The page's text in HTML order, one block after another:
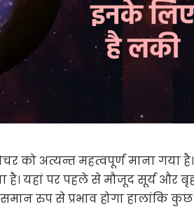
को अत्यन्त महत्वपूर्ण माना गया
है। यहां पर पहले से मौजूद सूर्य और
रुप से प्रभाव होगा हालांकि